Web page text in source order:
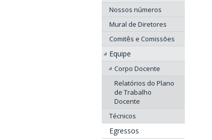
Nossos números
Mural de Diretores
Comitês e Comissões
Equipe
Corpo Docente
Relatórios do Plano
de Trabalho
Docente
Técnicos
Egressos